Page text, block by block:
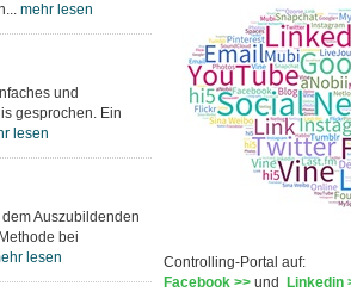
mehr lesen
und
gesprochen. Ein
lesen
Auszubildenden
bei
lesen
Controlling-Portal auf:
Facebook >>und Linkedin